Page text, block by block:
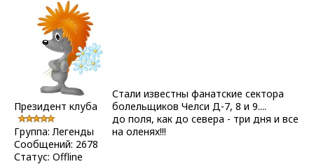
Президент клуба
Группа: Легенды
Сообщений: 2678
Статус: Offline
Стали известны фанатские сектора
болельщиков Челси Д-7, 8 и 9....
до поля, как до севера - три дня и все
на оленях!!!